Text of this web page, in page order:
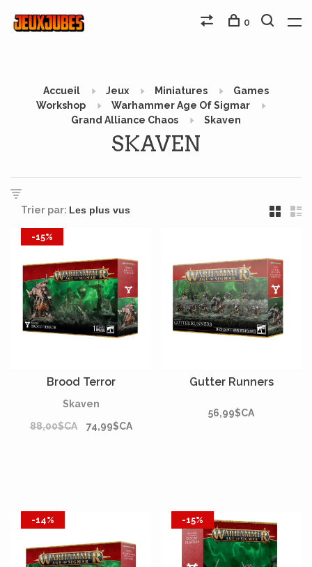
0
Accueil Jeux Miniatures
Games
Workshop
Warhammer Age Of Sigmar
Grand Alliance Chaos
Skaven
SKAVEN
Trier par:
-15%
Brood Terror
Skaven
88,00$CA
74,99$CA
Gutter Runners
56,99$CA
-14% -15%